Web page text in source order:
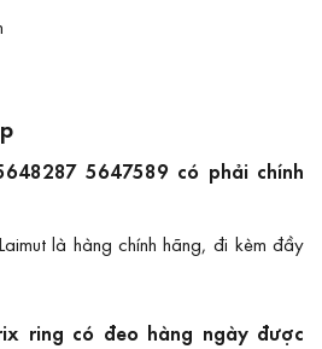
5647589 có phải chính
là hàng chính hãng, đi kèm đầy
ring có đeo hàng ngày được